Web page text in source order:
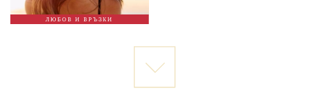
ЛЮБОВ И ВРЪЗКИ